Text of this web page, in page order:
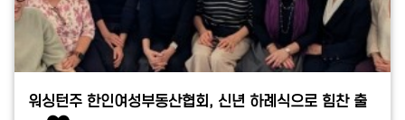
워싱턴주 한인여성부동산협회, 신년 하례식으로 힘찬 출